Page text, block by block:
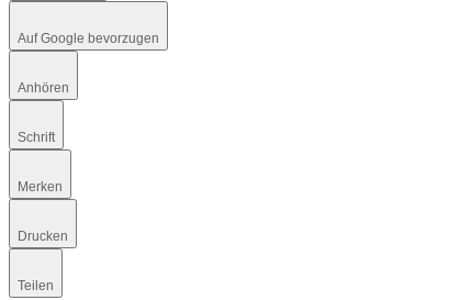
Auf Google bevorzugen
Anhören
Schrift
Merken
Drucken
Teilen